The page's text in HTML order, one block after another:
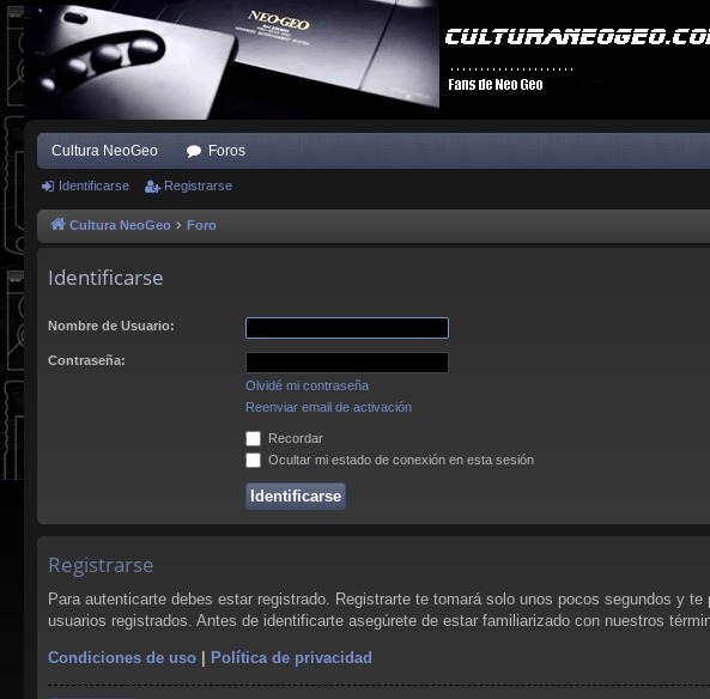
Cultura NeoGeo Foros
Identificarse Registrarse
Cultura NeoGeo Foro
Identificarse
Nombre de Usuario:
Contraseña:
Olvidé mi contraseña
Reenviar email de activación
Recordar
Ocultar mi estado de conexión en esta sesión
Registrarse
Para autenticarte debes estar registrado. Registrarte te tomará solo unos pocos segundos y
usuarios registrados. Antes de identificarte asegúrete de estar familiarizado con nuestros
Condiciones de uso | Política de privacidad